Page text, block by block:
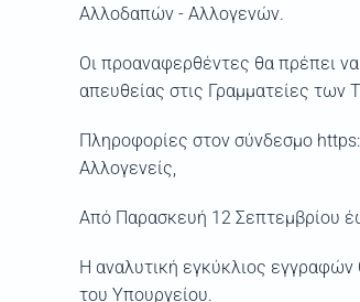
Αλλοδαπών - Αλλογενών.
Οι προαναφερθέντες θα πρέπει
απευθείας στις Γραμματείες των
Πληροφορίες στον σύνδεσμο
Αλλογενείς,
Από Παρασκευή 12 Σεπτεμβρίου
Η αναλυτική εγκύκλιος εγγραφών
του Υπουργείου.